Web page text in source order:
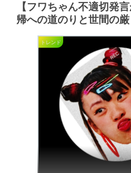
【フワちゃん不適切発
帰への道のりと世間の
トレンド